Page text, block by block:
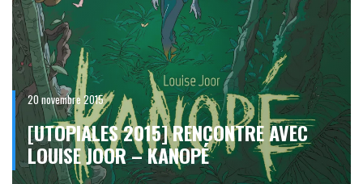
20 novembre 2015
[UTOPIALES 2015] RENCONTRE AVEC
LOUISE JOOR – KANOPÉ